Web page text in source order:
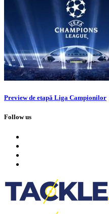
Preview de etapă Liga Campionilor
Follow us